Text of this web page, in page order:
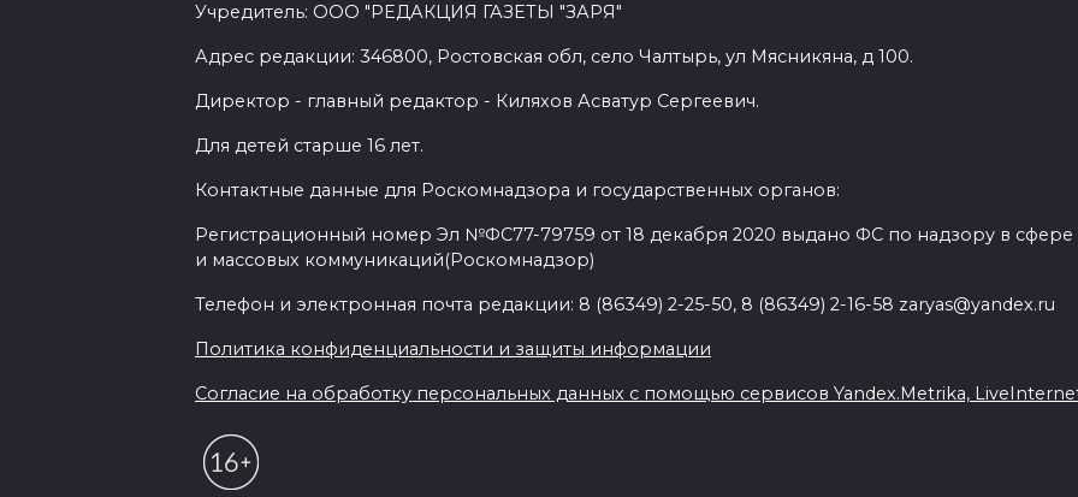
Учредитель: ООО "РЕДАКЦИЯ ГАЗЕТЫ "ЗАРЯ"
Адрес редакции: 346800, Ростовская обл, село Чалтырь, ул Мясникяна, д 100.
Директор - главный редактор - Киляхов Асватур Сергеевич.
Для детей старше 16 лет.
Контактные данные для Роскомнадзора и государственных органов:
Регистрационный номер Эл №ФС77-79759 от 18 декабря 2020 выдано ФС по надзору в
и массовых коммуникаций(Роскомнадзор)
Телефон и электронная почта редакции: 8 (86349) 2-25-50, 8 (86349) 2-16-58 zaryas@yandex.ru
Политика конфиденциальности и защиты информации
Согласие на обработку персональных данных с помощью сервисов Yandex.Metrika,